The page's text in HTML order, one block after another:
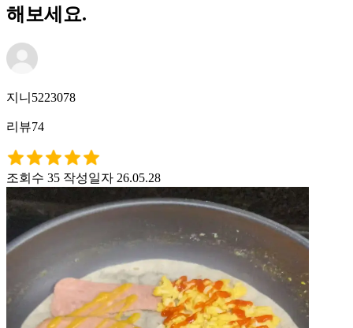
해보세요.
지니5223078
리뷰74
조회수 35 작성일자 26.05.28